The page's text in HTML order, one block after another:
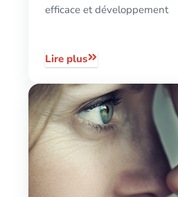
efficace et développement
Lire plus